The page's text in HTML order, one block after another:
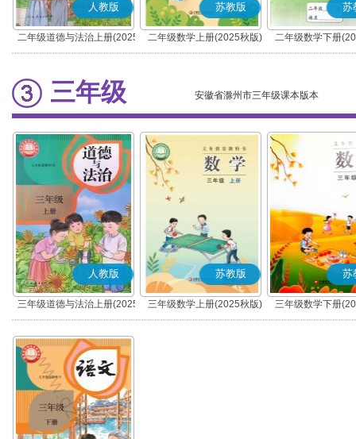
人教版
二年级道德与法治上册(2025
秋版)(部编版)
苏教版
二年级数学上册(2025秋版)
苏
二年级数学下册
三年级 安徽省滁州市三年级课本版本
人教版
三年级道德与法治上册(2025
秋版)(部编版)
苏教版
三年级数学上册(2025秋版)
苏
三年级数学下册